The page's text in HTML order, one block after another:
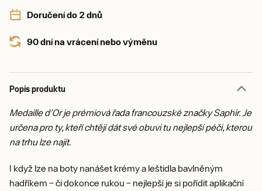
Doručení do 2 dnů
90 dní na vrácení nebo výměnu
Popis produktu
Medaille d'Or je prémiová řada francouzské značky Saphir. Je
určena pro ty, kteří chtějí dát své obuvi tu nejlepší péči, kterou
na trhu lze najít.
I když lze na boty nanášet krémy a leštidla bavlněným
hadříkem – či dokonce rukou – nejlepší je si pořídit aplikační